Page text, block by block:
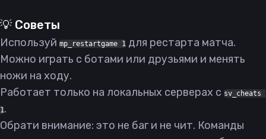
💡 Советы
Используй mp_restartgame 1 для рестарта матча.
Можно играть с ботами или друзьями и менять
ножи на ходу.
Работает только на локальных серверах с sv_cheats
1.
Обрати внимание: это не баг и не чит. Команды